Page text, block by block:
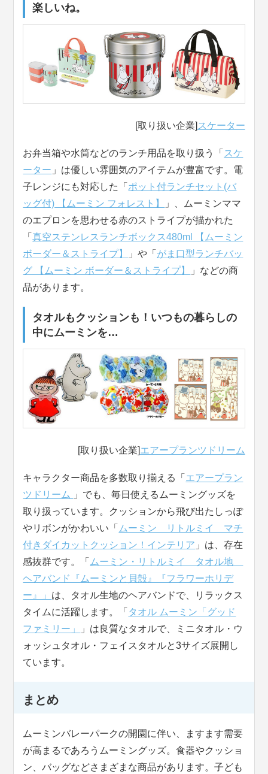
楽しいね。
[取り扱い企業] スケーター
お弁当箱や水筒などのランチ用品を取り扱う「 スケ
ーター 」は優しい雰囲気のアイテムが豊富です。電
子レンジにも対応した「 ポット付ランチセット(バ
ッグ付) 【ムーミン フォレスト】
」、ムーミンママ
のエプロンを思わせる赤のストライプが描かれた
「真空ステンレスランチボックス480ml 【ムーミン
ボーダー＆ストライプ】
」や「 がま口型ランチバッ
グ 【ムーミン ボーダー＆ストライプ】
」などの商
品があります。
タオルもクッションも！いつもの暮らしの
中にムーミンを…
[取り扱い企業]エアープランツドリーム
キャラクター商品を多数取り揃える「 エアープラン
ツドリーム
」でも、毎日使えるムーミングッズを
取り扱っています。クッションから飛び出たしっぽ
やリボンがかわいい「 ムーミン リトルミイ マチ
付きダイカットクッション！インテリア 」は、存在
感抜群です。「 ムーミン・リトルミイ タオル地
ヘアバンド『ムーミンと貝殻』『フラワーホリデ
ー』」 は、タオル生地のヘアバンドで、リラックス
タイムに活躍します。「 タオル ムーミン「グッド
ファミリー」
」は良質なタオルで、ミニタオル・ウ
ォッシュタオル・フェイスタオルと3サイズ展開し
ています。
まとめ
ムーミンバレーパークの開園に伴い、ますます需要
が高まるであろうムーミングッズ。食器やクッショ
ン、バッグなどさまざまな商品があります。子ども